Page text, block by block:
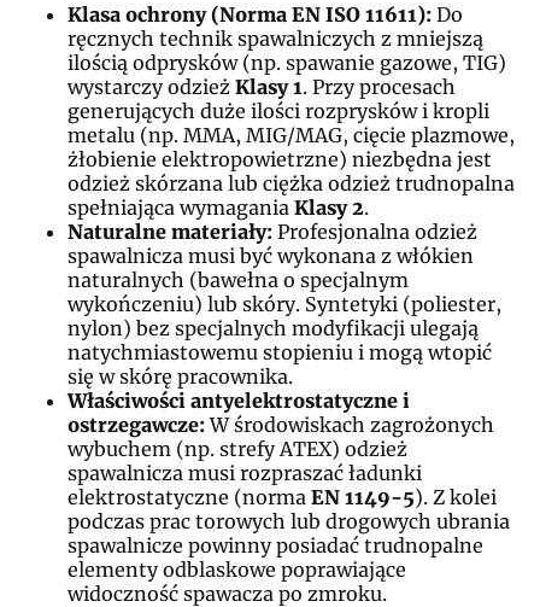
Klasa ochrony (Norma EN ISO 11611): Do
ręcznych technik spawalniczych z mniejszą
ilością odprysków (np. spawanie gazowe, TIG)
wystarczy odzież Klasy 1. Przy procesach
generujących duże ilości rozprysków i kropli
metalu (np. MMA, MIG/MAG, cięcie plazmowe,
żłobienie elektropowietrzne) niezbędna jest
odzież skórzana lub ciężka odzież trudnopalna
spełniająca wymagania Klasy 2.
Naturalne materiały: Profesjonalna odzież
spawalnicza musi być wykonana z włókien
naturalnych (bawełna o specjalnym
wykończeniu) lub skóry. Syntetyki (poliester,
nylon) bez specjalnych modyfikacji ulegają
natychmiastowemu stopieniu i mogą wtopić
się w skórę pracownika.
Właściwości antyelektrostatyczne i
ostrzegawcze:W środowiskach zagrożonych
wybuchem (np. strefy ATEX) odzież
spawalnicza musi rozpraszać ładunki
elektrostatyczne (norma EN 1149-5). Z kolei
podczas prac torowych lub drogowych ubrania
spawalnicze powinny posiadać trudnopalne
elementy odblaskowe poprawiające
widoczność spawacza po zmroku.